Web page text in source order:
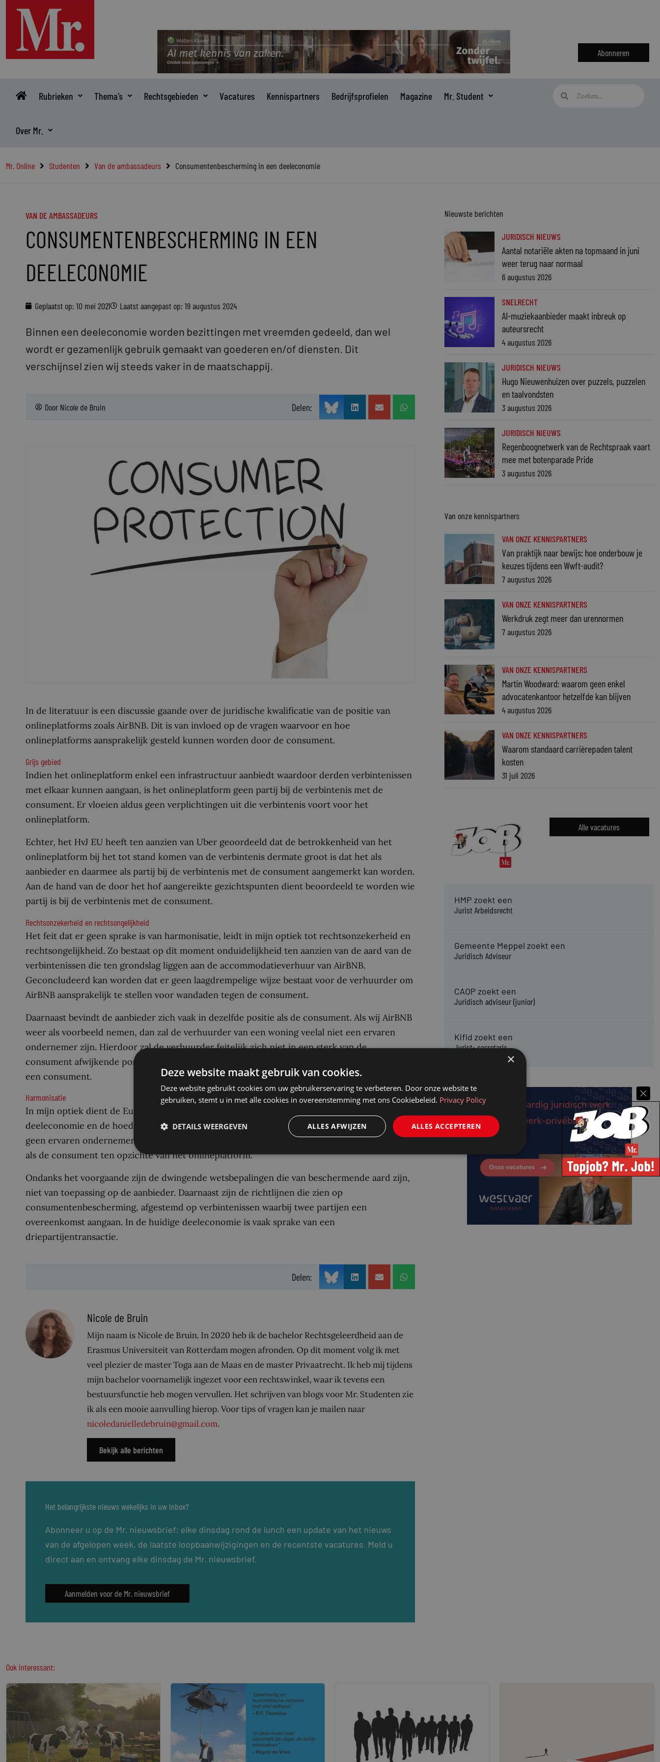
inhoud
Abonneren
Rubrieken Thema’s Rechtsgebieden Vacatures Kennispartners Bedrijfsprofielen Magazine Mr. Student
Over Mr.
Zoeken
Mr. Online Studenten Van de ambassadeurs Consumentenbescherming in een deeleconomie
VAN DE AMBASSADEURS
CONSUMENTENBESCHERMING IN EEN
DEELECONOMIE
Geplaatst op: 10 mei 2021 Laatst aangepast op: 19 augustus 2024
Binnen een deeleconomie worden bezittingen met vreemden gedeeld, dan wel
wordt er gezamenlijk gebruik gemaakt van goederen en/of diensten. Dit
verschijnsel zien wij steeds vaker in de maatschappij.
Door Nicole de Bruin Delen:
In de literatuur is een discussie gaande over de juridische kwalificatie van de positie van
onlineplatforms zoals AirBNB. Dit is van invloed op de vragen waarvoor en hoe
onlineplatforms aansprakelijk gesteld kunnen worden door de consument.
Grijs gebied
Indien het onlineplatform enkel een infrastructuur aanbiedt waardoor derden verbintenissen
met elkaar kunnen aangaan, is het onlineplatform geen partij bij de verbintenis met de
consument. Er vloeien aldus geen verplichtingen uit die verbintenis voort voor het
onlineplatform.
Echter, het HvJ EU heeft ten aanzien van Uber geoordeeld dat de betrokkenheid van het
onlineplatform bij het tot stand komen van de verbintenis dermate groot is dat het als
aanbieder en daarmee als partij bij de verbintenis met de consument aangemerkt kan worden.
Aan de hand van de door het hof aangereikte gezichtspunten dient beoordeeld te worden wie
partij is bij de verbintenis met de consument.
Rechtsonzekerheid en rechtsongelijkheid
Het feit dat er geen sprake is van harmonisatie, leidt in mijn optiek tot rechtsonzekerheid en
rechtsongelijkheid. Zo bestaat op dit moment onduidelijkheid ten aanzien van de aard van de
verbintenissen die ten grondslag liggen aan de accommodatieverhuur van AirBNB.
Geconcludeerd kan worden dat er geen laagdrempelige wijze bestaat voor de verhuurder om
AirBNB aansprakelijk te stellen voor wandaden tegen de consument.
Daarnaast bevindt de aanbieder zich vaak in dezelfde positie als de consument. Als wij AirBNB
weer als voorbeeld nemen, dan zal de verhuurder van een woning veelal niet een ervaren
ondernemer zijn. Hierdoor zal de verhuurder feitelijk zich niet in een sterk van de
consument afwijkende positie bevinden. Echter, het recht ‘behandelt’ de verhuurder niet als
een consument.
Harmonisatie
In mijn optiek dient de Europese Unie een richtlijn te creëren die afgestemd is op de
deeleconomie en de hoedanigheid van de partijen. Zoals gezegd zijn de aanbieders veelal
geen ervaren ondernemers. Daardoor kunnen zij zich bevinden in een vergelijkbare positie
als de consument ten opzichte van het onlineplatform.
Ondanks het voorgaande zijn de dwingende wetsbepalingen die van beschermende aard zijn,
niet van toepassing op de aanbieder. Daarnaast zijn de richtlijnen die zien op
consumentenbescherming, afgestemd op verbintenissen waarbij twee partijen een
overeenkomst aangaan. In de huidige deeleconomie is vaak sprake van een
driepartijentransactie.
Delen:
Nicole de Bruin
Mijn naam is Nicole de Bruin. In 2020 heb ik de bachelor Rechtsgeleerdheid aan de
Erasmus Universiteit van Rotterdam mogen afronden. Op dit moment volg ik met
veel plezier de master Toga aan de Maas en de master Privaatrecht. Ik heb mij tijdens
mijn bachelor voornamelijk ingezet voor een rechtswinkel, waar ik tevens een
bestuursfunctie heb mogen vervullen. Het schrijven van blogs voor Mr. Studenten zie
ik als een mooie aanvulling hierop. Voor tips of vragen kan je mailen naar
nicoledanielledebruin@gmail.com.
Bekijk alle berichten
Het belangrijkste nieuws wekelijks in uw inbox?
Abonneer u op de Mr. nieuwsbrief: elke dinsdag rond de lunch een update van het nieuws
van de afgelopen week, de laatste loopbaanwijzigingen en de recentste vacatures. Meld u
direct aan en ontvang elke dinsdag de Mr. nieuwsbrief.
Aanmelden voor de Mr. nieuwsbrief
Nieuwste berichten
JURIDISCH NIEUWS
Aantal notariële akten na topmaand in juni
weer terug naar normaal
6 augustus 2026
SNELRECHT
AI-muziekaanbieder maakt inbreuk op
auteursrecht
4 augustus 2026
JURIDISCH NIEUWS
Hugo Nieuwenhuizen over puzzels, puzzelen
en taalvondsten
3 augustus 2026
JURIDISCH NIEUWS
Regenboognetwerk van de Rechtspraak vaart
mee met botenparade Pride
3 augustus 2026
Van onze kennispartners
VAN ONZE KENNISPARTNERS
Van praktijk naar bewijs: hoe onderbouw je
keuzes tijdens een Wwft-audit?
7 augustus 2026
VAN ONZE KENNISPARTNERS
Werkdruk zegt meer dan urennormen
7 augustus 2026
VAN ONZE KENNISPARTNERS
Martin Woodward: waarom geen enkel
advocatenkantoor hetzelfde kan blijven
4 augustus 2026
VAN ONZE KENNISPARTNERS
Waarom standaard carrièrepaden talent
kosten
31 juli 2026
Alle vacatures
HMP zoekt een
Jurist Arbeidsrecht
Gemeente Meppel zoekt een
Juridisch Adviseur
CAOP zoekt een
Juridisch adviseur (junior)
Kifid zoekt een
Jurist- secretaris
Ook interessant:
×
Deze website maakt gebruik van cookies.
Deze website gebruikt cookies om uw gebruikerservaring te verbeteren. Door onze website te
gebruiken, stemt u in met alle cookies in overeenstemming met ons Cookiebeleid. Privacy Policy
ALLES ACCEPTEREN
ALLES AFWIJZEN
DETAILS WEERGEVEN